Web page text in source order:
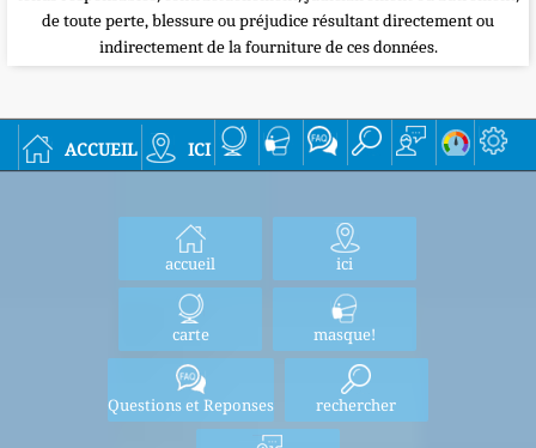
de toute perte, blessure ou préjudice résultant directement ou
indirectement de la fourniture de ces données.
accueil ici
accueil ici
carte masque!
Questions et Reponses rechercher